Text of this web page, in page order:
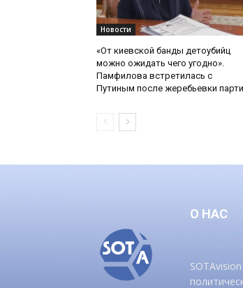
Новости
«От киевской банды детоубийц
можно ожидать чего угодно».
Памфилова встретилась с
Путиным после жеребьевки
О НАС